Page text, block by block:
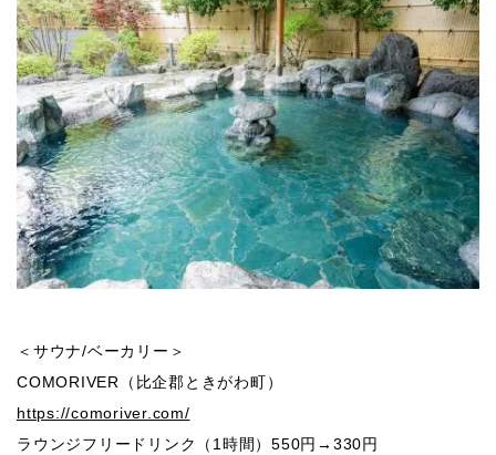
＜サウナ/ベーカリー＞
COMORIVER（比企郡ときがわ町）
https://comoriver.com/
ラウンジフリードリンク（1時間）550円→330円